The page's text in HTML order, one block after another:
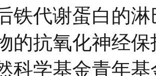
铁代谢蛋白的
的抗氧化神经
科学基金青年